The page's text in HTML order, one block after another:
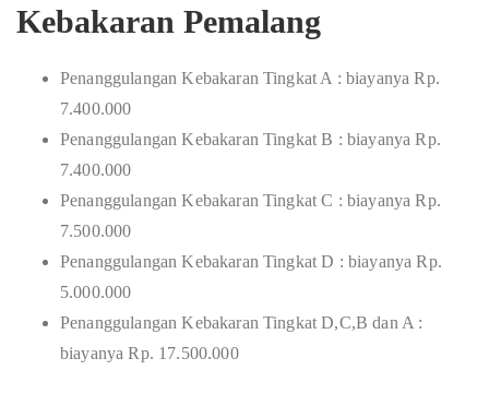
Kebakaran Pemalang
Penanggulangan Kebakaran Tingkat A : biayanya Rp.
7.400.000
Penanggulangan Kebakaran Tingkat B : biayanya Rp.
7.400.000
Penanggulangan Kebakaran Tingkat C : biayanya Rp.
7.500.000
Penanggulangan Kebakaran Tingkat D : biayanya Rp.
5.000.000
Penanggulangan Kebakaran Tingkat D,C,B dan A :
biayanya Rp. 17.500.000